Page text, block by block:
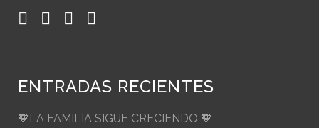
ENTRADAS RECIENTES
🧡LA FAMILIA SIGUE CRECIENDO 🧡